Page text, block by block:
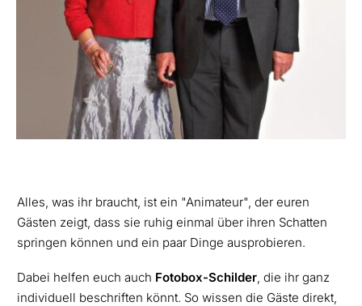
Alles, was ihr braucht, ist ein "Animateur", der euren
Gästen zeigt, dass sie ruhig einmal über ihren Schatten
springen können und ein paar Dinge ausprobieren.
Dabei helfen euch auch Fotobox-Schilder , die ihr ganz
individuell beschriften könnt. So wissen die Gäste direkt,